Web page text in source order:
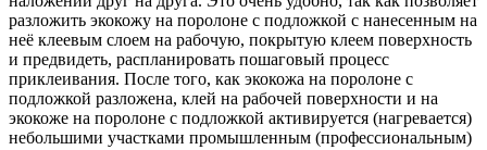
разложить экокожу на поролоне с подложкой с нанесенным на
неё клеевым слоем на рабочую, покрытую клеем поверхность
и предвидеть, распланировать пошаговый процесс
приклеивания. После того, как экокожа на поролоне с
подложкой разложена, клей на рабочей поверхности и на
экокоже на поролоне с подложкой активируется (нагревается)
небольшими участками промышленным (профессиональным)